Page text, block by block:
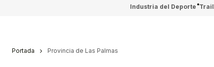
Industria del Deporte Trail
Portada Provincia de Las Palmas